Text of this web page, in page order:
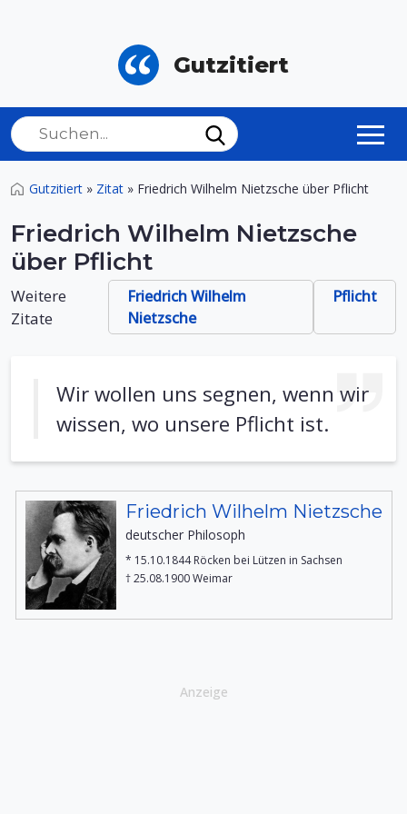
Gutzitiert
Gutzitiert » Zitat » Friedrich Wilhelm Nietzsche über Pflicht
Friedrich Wilhelm Nietzsche
über Pflicht
Weitere
Zitate
Friedrich Wilhelm
Nietzsche
Pflicht
Wir wollen uns segnen, wenn wir
wissen, wo unsere Pflicht ist.
Friedrich Wilhelm Nietzsche
deutscher Philosoph
* 15.10.1844 Röcken bei Lützen in Sachsen
† 25.08.1900 Weimar
Anzeige